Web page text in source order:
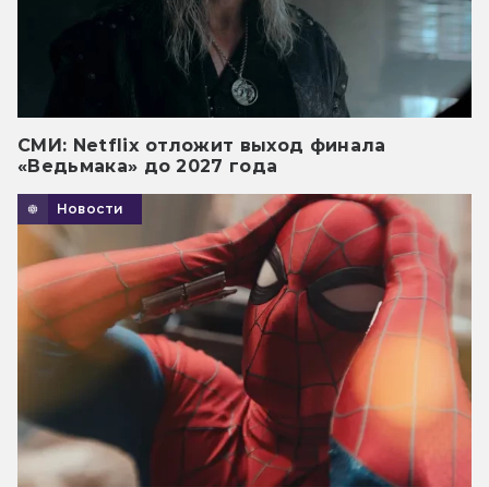
СМИ: Netflix отложит выход финала
«Ведьмака» до 2027 года
Новости